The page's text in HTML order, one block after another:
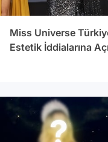
Miss Universe
Estetik İddialarına